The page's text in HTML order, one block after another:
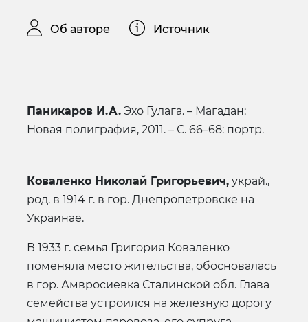
Об авторе Источник
Паникаров И.А. Эхо Гулага. – Магадан:
Новая полиграфия, 2011. – С. 66–68: портр.
Коваленко Николай Григорьевич, украй.,
род. в 1914 г. в гор. Днепропетровске на
Украинае.
В 1933 г. семья Григория Коваленко
поменяла место жительства, обосновалась
в гор. Амвросиевка Сталинской обл. Глава
семейства устроился на железную дорогу